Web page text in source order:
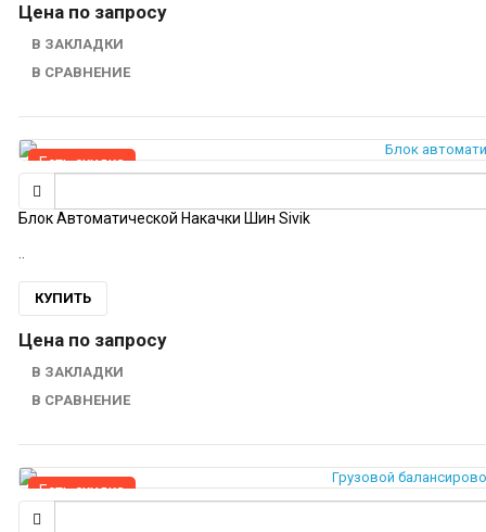
Цена по запросу
В ЗАКЛАДКИ
В СРАВНЕНИЕ
Есть скидка
Блок Автоматической Накачки Шин Sivik
КУПИТЬ
Цена по запросу
В ЗАКЛАДКИ
В СРАВНЕНИЕ
Есть скидка